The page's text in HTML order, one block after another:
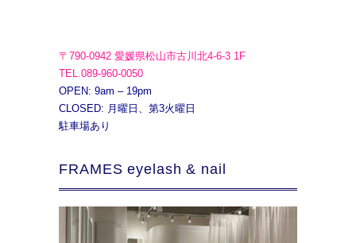
〒790-0942 愛媛県松山市古川北4-6-3 1F
TEL.089-960-0050
OPEN: 9am – 19pm
CLOSED: 月曜日、第3火曜日
駐車場あり
FRAMES eyelash & nail